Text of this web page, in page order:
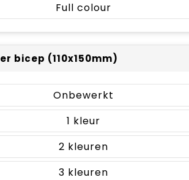
Full colour
bicep (110x150mm)
Onbewerkt
1
2
3